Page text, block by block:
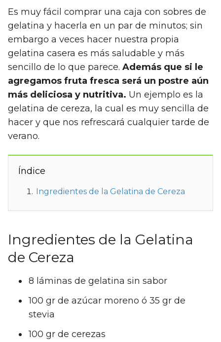
Es muy fácil comprar una caja con sobres de
gelatina y hacerla en un par de minutos; sin
embargo a veces hacer nuestra propia
gelatina casera es más saludable y más
sencillo de lo que parece. Además que si le
agregamos fruta fresca será un postre aún
más deliciosa y nutritiva. Un ejemplo es la
gelatina de cereza, la cual es muy sencilla de
hacer y que nos refrescará cualquier tarde de
verano.
Índice
Ingredientes de la Gelatina de Cereza
Ingredientes de la Gelatina
de Cereza
8 láminas de gelatina sin sabor
100 gr de azúcar moreno ó 35 gr de
stevia
100 gr de cerezas